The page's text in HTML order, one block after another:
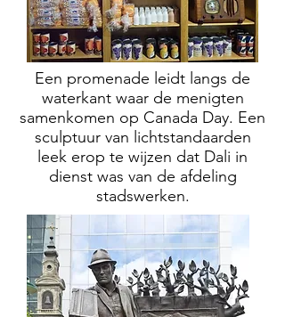
Een promenade leidt langs de
waterkant waar de menigten
samenkomen op Canada Day. Een
sculptuur van lichtstandaarden
leek erop te wijzen dat Dali in
dienst was van de afdeling
stadswerken.